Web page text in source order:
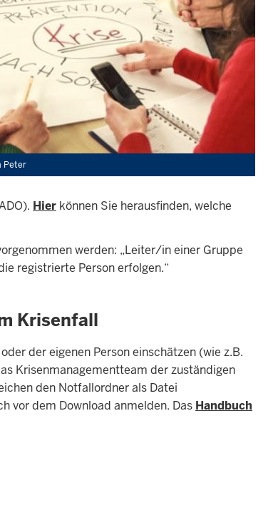
Peter
Hier können Sie herausfinden, welche
werden: „Leiter/in einer Gruppe
registrierte Person erfolgen.“
Krisenfall
der eigenen Person einschätzen (wie z.B.
Krisenmanagementteam der zuständigen
den Notfallordner als Datei
vor dem Download anmelden. Das Handbuch